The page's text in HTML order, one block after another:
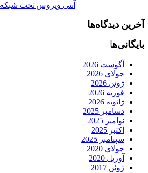
آنتی ویروس تحت شبکه
آخرین دیدگاه‌ها
بایگانی‌ها
آگوست 2026
جولای 2026
ژوئن 2026
فوریه 2026
ژانویه 2026
دسامبر 2025
نوامبر 2025
اکتبر 2025
سپتامبر 2025
جولای 2020
آوریل 2020
ژوئن 2017